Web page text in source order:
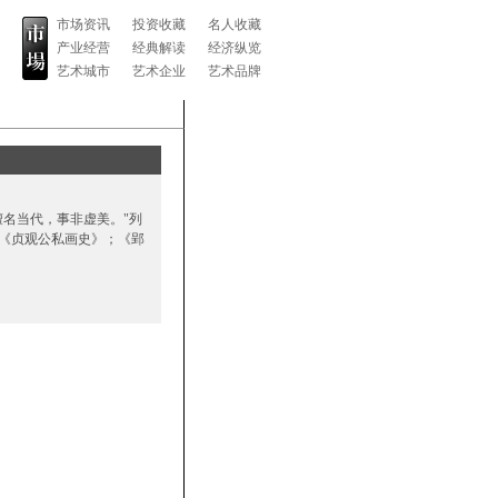
市场资讯
产业经营
艺术城市
投资收藏
经典解读
艺术企业
名人收藏
经济纵览
艺术品牌
当代，事非虚美。"列
贞观公私画史》；《郢